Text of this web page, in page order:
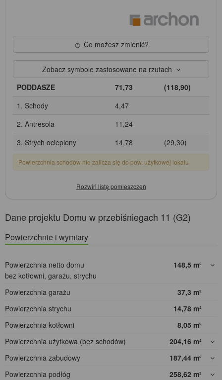
Co możesz zmienić?
Zobacz symbole zastosowane na rzutach
PODDASZE
71,73
(118,90)
1. Schody
4,47
2. Antresola
11,24
3. Strych ocieplony
14,78 (29,30)
Powierzchnia schodów nie zalicza się do pow. użytkowej lokalu
Dane projektu Domu w przebiśniegach 11 (G2)
Powierzchnie i wymiary
Powierzchnia netto domu
bez kotłowni, garażu, strychu
148,5 m²
Powierzchnia garażu 37,3 m²
Powierzchnia strychu
14,78 m²
Powierzchnia kotłowni
8,05 m²
Powierzchnia użytkowa (bez schodów)
204,16 m²
Powierzchnia zabudowy
187,44 m²
Powierzchnia podłóg
258,62 m²